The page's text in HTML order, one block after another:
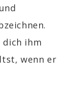
dich ihm
wenn er